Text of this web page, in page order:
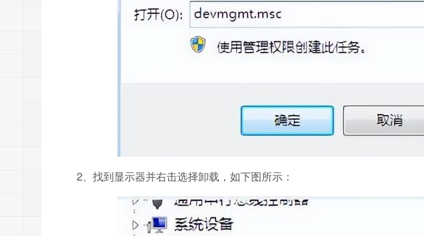
2、找到显示器并右击选择卸载，如下图所示：